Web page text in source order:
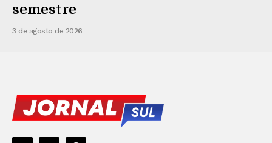
semestre
3 de agosto de 2026